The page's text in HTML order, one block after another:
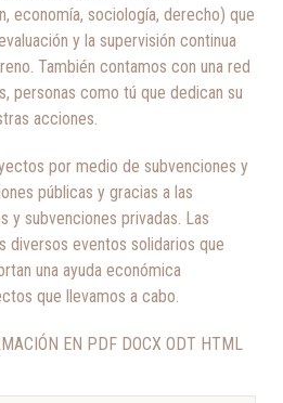
economía, sociología, derecho) que
y la supervisión continua
También contamos con una red
personas como tú que dedican su
acciones.
por medio de subvenciones y
públicas y gracias a las
y subvenciones privadas. Las
diversos eventos solidarios que
una ayuda económica
que llevamos a cabo.
EN PDF DOCX ODT HTML